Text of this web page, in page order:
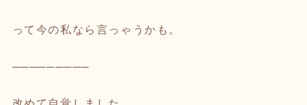
って今の私なら言っゃうかも。
─────────